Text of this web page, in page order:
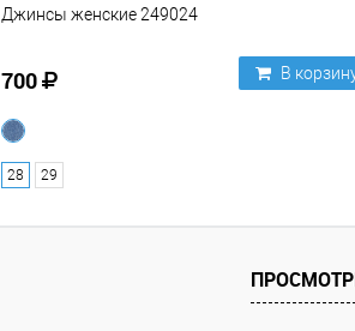
Джинсы женские 249024
700 В
28 29